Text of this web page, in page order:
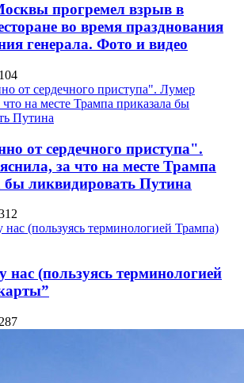
прогремел взрыв в
во время празднования
генерала. Фото и видео
от сердечного приступа".
за что на месте Трампа
бы ликвидировать Путина
нас (пользуясь терминологией